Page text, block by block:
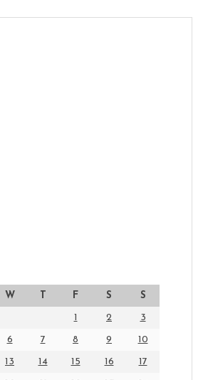
W T F S S
1 2 3
6 7 8 9 10
13 14 15 16 17